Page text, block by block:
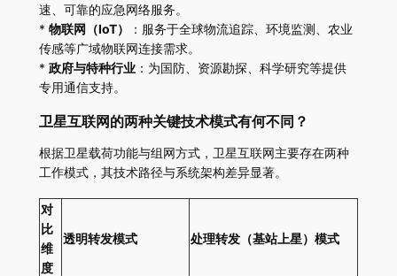
速、可靠的应急网络服务。
* 物联网（IoT）
：服务于全球物流追踪、环境监测、农业
传感等广域物联网连接需求。
* 政府与特种行业：为国防、资源勘探、科学研究等提供
专用通信支持。
卫星互联网的两种关键技术模式有何不同？
根据卫星载荷功能与组网方式，卫星互联网主要存在两种
工作模式，其技术路径与系统架构差异显著。
对
比
维
度
透明转发模式 处理转发（基站上星）模式